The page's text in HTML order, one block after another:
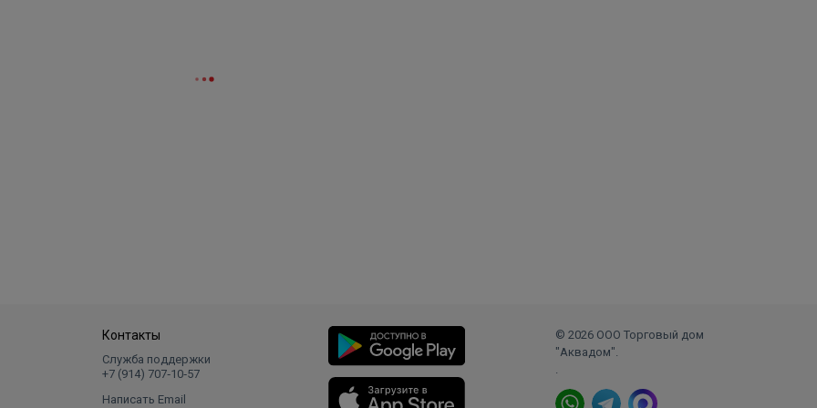
титана,
Контакты
Служба поддержки
+7 (914) 707‑10‑57
Написать Email
© 2026 ООО Торговый дом
"Аквадом".
.